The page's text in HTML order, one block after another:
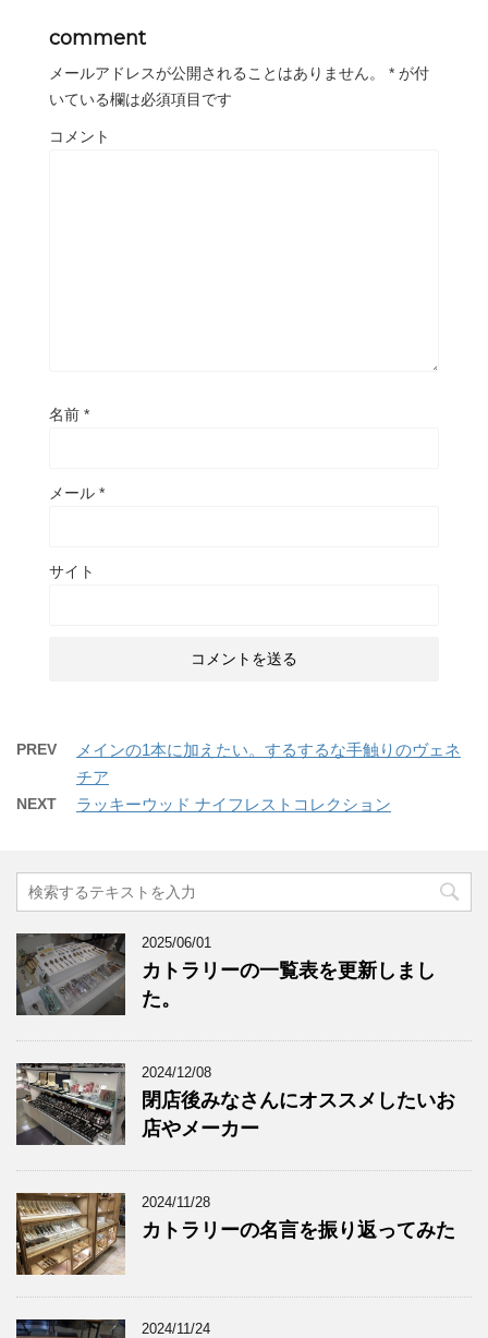
comment
メールアドレスが公開されることはありません。 * が付
いている欄は必須項目です
コメント
名前 *
メール *
サイト
PREV
メインの1本に加えたい。するするな手触りのヴェネ
チア
NEXT ラッキーウッド ナイフレストコレクション
2025/06/01
カトラリーの一覧表を更新しまし
た。
2024/12/08
閉店後みなさんにオススメしたいお
店やメーカー
2024/11/28
カトラリーの名言を振り返ってみた
2024/11/24